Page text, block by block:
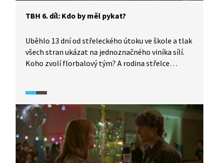
TBH 6. díl: Kdo by měl pykat?
Uběhlo 13 dní od střeleckého útoku ve škole a tlak
všech stran ukázat na jednoznačného viníka sílí.
Koho zvolí florbalový tým? A rodina střelce